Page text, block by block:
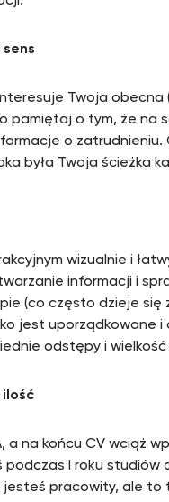
Twoja
pamiętaj o tym, że na
o
była Twoja ścieżka
wizualnie i
informacji i
(co często dzieje się
jest uporządkowane
odstępy i wielkość
ilość
a na końcu CV wciąż
podczas I roku studiów
pracowity, ale to